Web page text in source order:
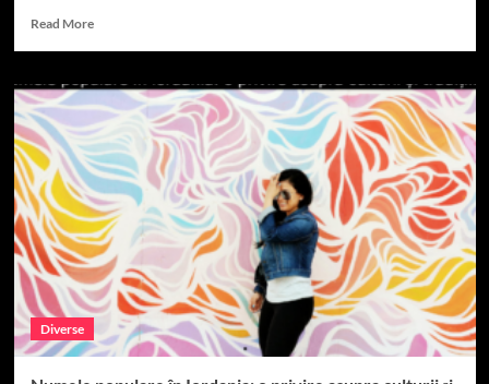
Read MoreRead
Numele
Populare
din
Irak:
Origine
și
Evoluție
Diverse